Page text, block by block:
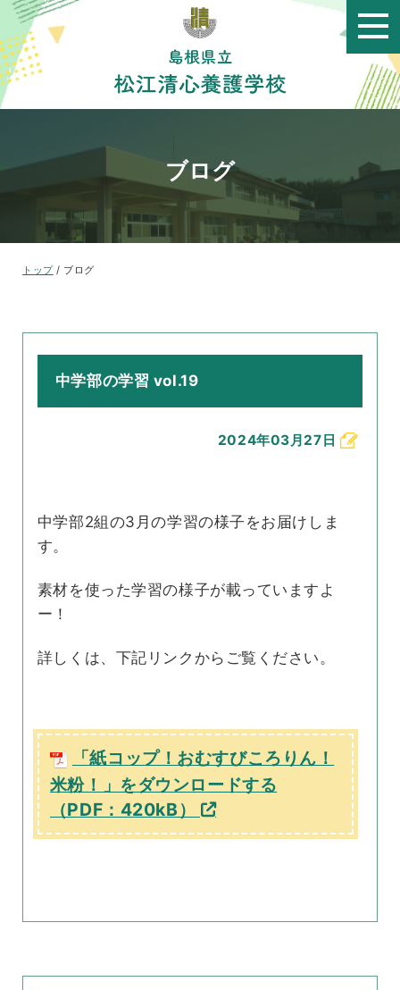
このページの本文へ
ブログ
現
トップ/ ブログ
中学部の学習 vol.19
2024年03月27日
中学部2組の3月の学習の様子をお届けしま
す。
素材を使った学習の様子が載っていますよ
ー！
詳しくは、下記リンクからご覧ください。
「紙コップ！おむすびころりん！
米粉！」をダウンロードする
（PDF：420kB）